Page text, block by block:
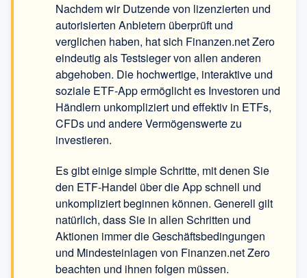
Nachdem wir Dutzende von lizenzierten und
autorisierten Anbietern überprüft und
verglichen haben, hat sich Finanzen.net Zero
eindeutig als Testsieger von allen anderen
abgehoben. Die hochwertige, interaktive und
soziale ETF-App ermöglicht es Investoren und
Händlern unkompliziert und effektiv in ETFs,
CFDs und andere Vermögenswerte zu
investieren.
Es gibt einige simple Schritte, mit denen Sie
den ETF-Handel über die App schnell und
unkompliziert beginnen können. Generell gilt
natürlich, dass Sie in allen Schritten und
Aktionen immer die Geschäftsbedingungen
und Mindesteinlagen von Finanzen.net Zero
beachten und ihnen folgen müssen.